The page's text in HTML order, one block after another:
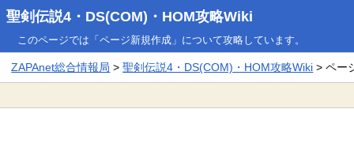
聖剣伝説4・DS(COM)・HOM攻略Wiki
このページでは「ページ新規作成」について攻略しています。
ZAPAnet総合情報局 >聖剣伝説4・DS(COM)・HOM攻略Wiki > ペー